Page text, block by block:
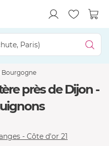
Bourgogne
près de Dijon -
- Côte d'or 21